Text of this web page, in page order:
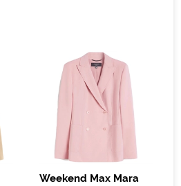
Weekend Max Mara